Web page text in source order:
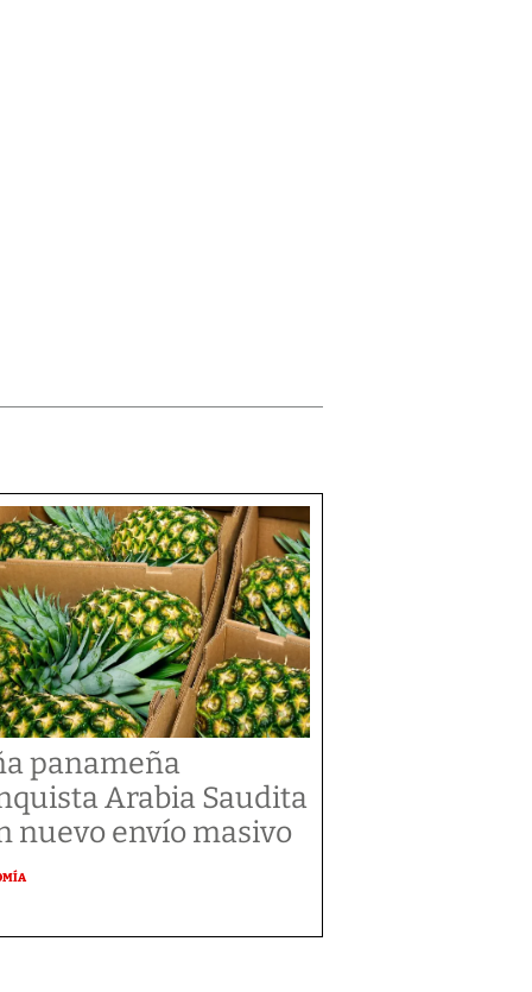
panameña
Arabia Saudita
nuevo envío masivo